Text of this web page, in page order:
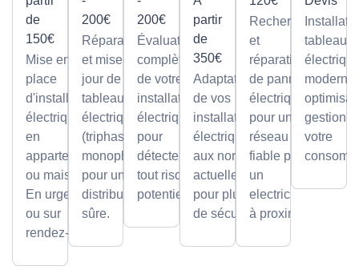
de
150€
Mise en
place
d'installations
électriques
en
appartement
ou maison.
En urgence
ou sur
rendez-vous
200€
Réparations
et mises à
jour de
tableaux
électriques
(triphasé ou
monophasé)
pour une
distribution
sûre.
200€
Évaluation
complète
de votre
installation
électrique
pour
détecter
tout risque
potentiel.
partir
de
350€
Adaptation
de vos
installations
électriques
aux normes
actuelles
pour plus
de sécurité.
Recherche
et
réparation
de pannes
électriques
pour un
réseau
fiable par
un
electricien
à proximité
tableaux
gestion
votre